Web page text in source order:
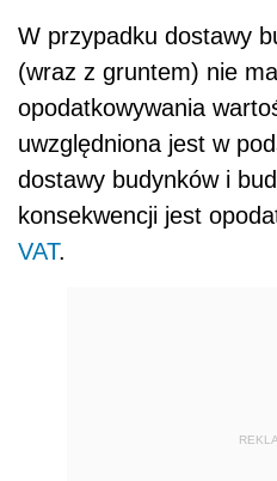
W przypadku dostawy
(wraz z gruntem) nie
opodatkowywania
uwzględniona jest w
dostawy budynków i
konsekwencji jest
VAT.